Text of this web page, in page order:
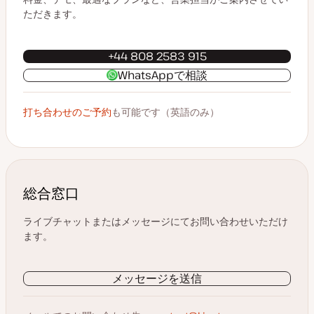
ただきます。
+44 808 2583 915
WhatsAppで相談
打ち合わせのご予約も可能です（英語のみ）
総合窓口
ライブチャットまたはメッセージにてお問い合わせいただけ
ます。
メッセージを送信